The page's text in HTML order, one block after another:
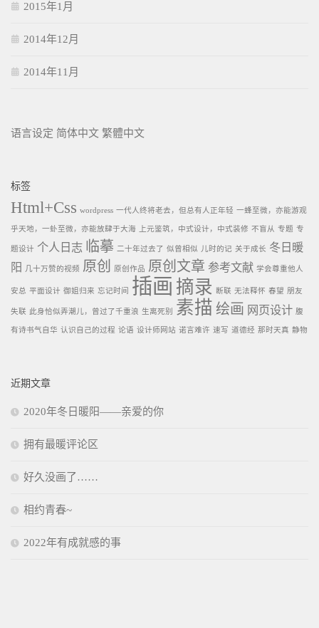
2015年1月
2014年12月
2014年11月
语言设定 简体中文 繁體中文
标签
Html+Css wordpress 一代人终将老去，但总有人正年轻 一蜂至微，亦能游观
乎天地，一虲至微，亦能放肆于大海 上元鉴筑，中式设计，中式装修 不盲从 专题 专
题设计 个人日志 临摹 二十年过去了 似曾相似 儿时的记 关于成长 冬日暖
阳
几十万赞的视频 原创 原创作品 原创文章 参考文献 学会尊重他人
安总 平面设计 御姐归来 忘记时间 插画 摘录 断联 无法释怀 春望 朋友
失联 此身恰似弄潮儿，曾过了千重浪 生离死别 素描 绘画 网页设计 腹
有诗书气自华 认识自己的过程 论语 设计师网站 诺言难许 速写 道德经 那时天真 静物
近期文章
2020年冬日暖阳——亲爱的你
拥有最暖评论区
好久没画了……
相约青春~
2022年有成就感的事